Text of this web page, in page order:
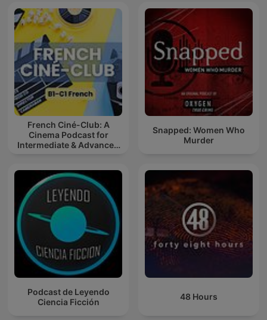
French Ciné-Club: A
Cinema Podcast for
Intermediate & Advanced
Snapped: Women Who
Murder
Podcast de Leyendo
Ciencia Ficción
48 Hours